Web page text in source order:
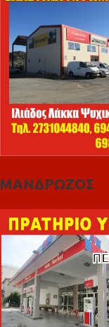
ΜΑΝΔΡΩΖΟΣ